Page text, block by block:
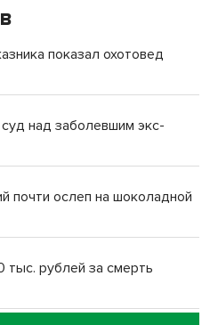
показал охотовед
над заболевшим экс-
почти ослеп на шоколадной
рублей за смерть